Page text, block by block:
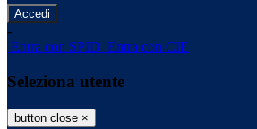
-
Entra con SPID Entra con CIE
Seleziona utente
button close ×